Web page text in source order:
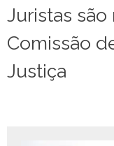
Juristas
Comissão
Justiça